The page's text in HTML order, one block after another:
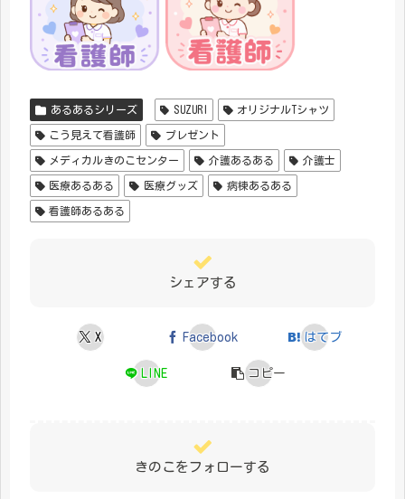
あるあるシリーズ SUZURI オリジナルTシャツ
こう見えて看護師 プレゼント
メディカルきのこセンター 介護あるある 介護士
医療あるある 医療グッズ 病棟あるある
看護師あるある
シェアする
X Facebook はてブ
LINE コピー
きのこをフォローする